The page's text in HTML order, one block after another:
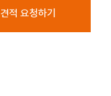
견적 요청하기